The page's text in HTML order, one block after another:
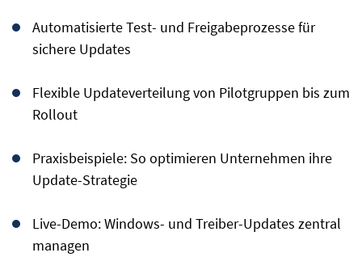
Automatisierte Test- und Freigabeprozesse für
sichere Updates
Flexible Updateverteilung von Pilotgruppen bis zum
Rollout
Praxisbeispiele: So optimieren Unternehmen ihre
Update-Strategie
Live-Demo: Windows- und Treiber-Updates zentral
managen